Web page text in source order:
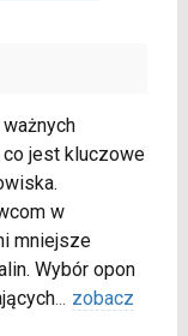
jest kluczowe
w
mniejsze
Wybór opon
... zobacz